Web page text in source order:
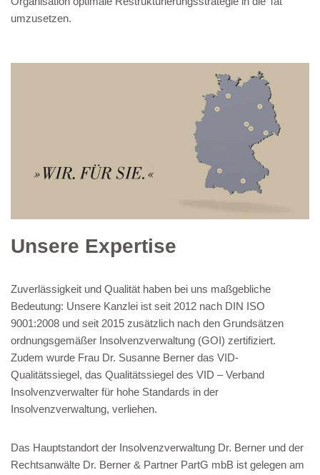
umzusetzen.
Unsere Expertise
Zuverlässigkeit und Qualität haben bei uns maßgebliche
Bedeutung: Unsere Kanzlei ist seit 2012 nach DIN ISO
9001:2008 und seit 2015 zusätzlich nach den Grundsätzen
ordnungsgemäßer Insolvenzverwaltung (GOI) zertifiziert.
Zudem wurde Frau Dr. Susanne Berner das VID-
Qualitätssiegel, das Qualitätssiegel des VID – Verband
Insolvenzverwalter für hohe Standards in der
Insolvenzverwaltung, verliehen.
Das Hauptstandort der Insolvenzverwaltung Dr. Berner und der
Rechtsanwälte Dr. Berner & Partner PartG mbB ist gelegen am